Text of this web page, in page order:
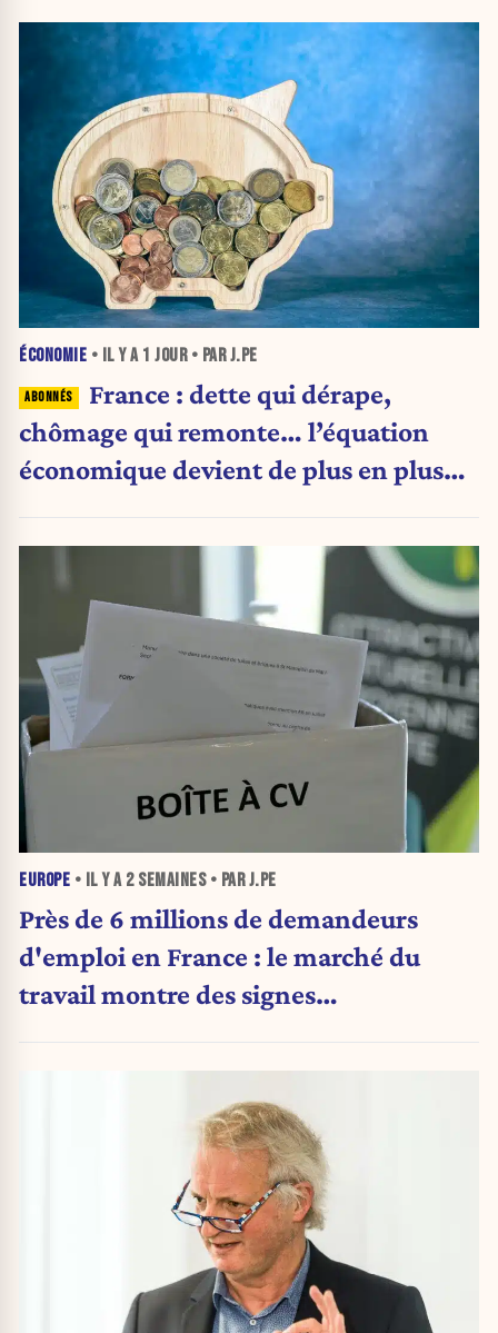
ÉCONOMIE • IL Y A 1 JOUR• PAR J.PE
France : dette qui dérape,
chômage qui remonte… l’équation
économique devient de plus en plus
EUROPE • IL Y A 2 SEMAINES• PAR J.PE
Près de 6 millions de demandeurs
d'emploi en France : le marché du
travail montre des signes